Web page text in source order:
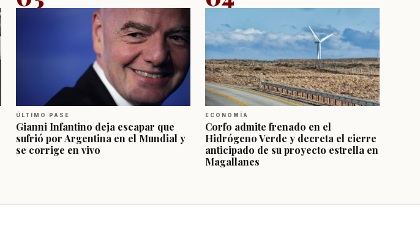
ÚLTIMO PASE
Gianni Infantino deja escapar que
sufrió por Argentina en el Mundial y
se corrige en vivo
ECONOMÍA
Corfo admite frenado en el
Hidrógeno Verde y decreta el cierre
anticipado de su proyecto estrella en
Magallanes